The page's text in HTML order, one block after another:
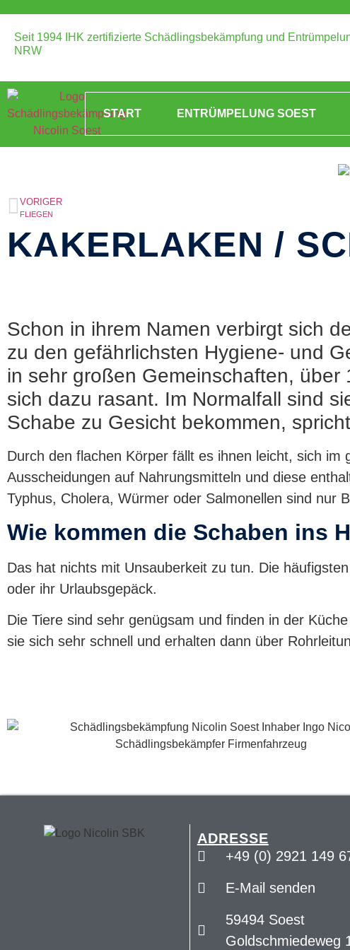
Seit 1994 IHK zertifizierte Schädlingsbekämpfung und
NRW
START ENTRÜMPELUNG SOEST
VORIGER
FLIEGEN
KAKERLAKEN /
Schon in ihrem Namen verbirgt sich
zu den gefährlichsten Hygiene- und
in sehr großen Gemeinschaften,
sich dazu rasant. Im Normalfall sind
Schabe zu Gesicht bekommen,
Durch den flachen Körper fällt es ihnen leicht, sich
Ausscheidungen auf Nahrungsmitteln und diese
Typhus, Cholera, Würmer oder Salmonellen sind nur
Wie kommen die Schaben ins
Das hat nichts mit Unsauberkeit zu tun. Die
oder ihr Urlaubsgepäck.
Die Tiere sind sehr genügsam und finden in der
sie sich sehr schnell und erhalten dann über
ADRESSE
+49 (0) 2921 149
E-Mail senden
59494 Soest
Goldschmiedeweg